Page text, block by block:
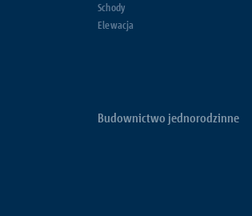
Schody
Elewacja
Budownictwo jednorodzinne